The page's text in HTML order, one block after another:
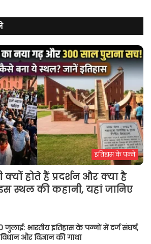
इतिहास के पन्ने
होते हैं प्रदर्शन और क्या है
स्थल की कहानी, यहां जानिए
जुलाई: भारतीय इतिहास के पन्नों में दर्ज संघर्ष,
और विज्ञान की गाथा